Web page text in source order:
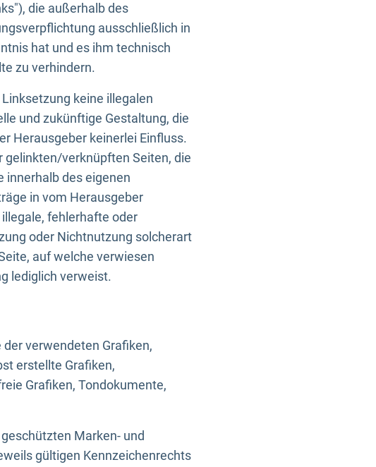
die außerhalb des
ausschließlich in
hat und es ihm technisch
zu verhindern.
keine illegalen
und zukünftige Gestaltung, die
Herausgeber keinerlei Einfluss.
gelinkten/verknüpften Seiten, die
innerhalb des eigenen
in vom Herausgeber
fehlerhafte oder
oder Nichtnutzung solcherart
auf welche verwiesen
lediglich verweist.
verwendeten Grafiken,
erstellte Grafiken,
Grafiken, Tondokumente,
Marken- und
gültigen Kennzeichenrechts